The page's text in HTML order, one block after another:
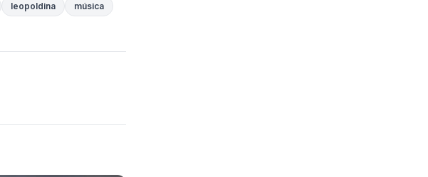
leopoldina
música